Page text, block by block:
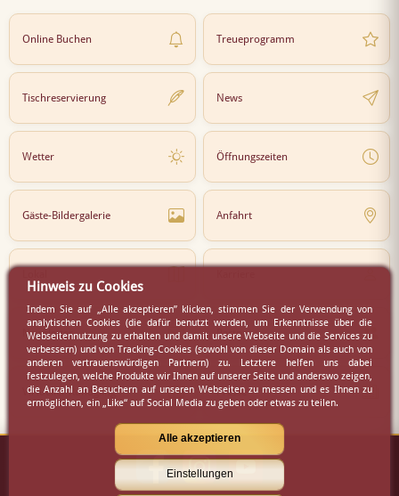
Online Buchen Treueprogramm
Tischreservierung News
Wetter Öffnungszeiten
Gäste-Bildergalerie Anfahrt
Newsletter Partner
Virtueller Rundgang Presse
Hinweis zu Cookies
Indem Sie auf „Alle akzeptieren” klicken, stimmen Sie der Verwendung von
analytischen Cookies (die dafür benutzt werden, um Erkenntnisse über die
Webseitennutzung zu erhalten und damit unsere Webseite und die Services zu
verbessern) und von Tracking-Cookies (sowohl von dieser Domain als auch von
anderen vertrauenswürdigen Partnern) zu. Letztere helfen uns dabei
festzulegen, welche Produkte wir Ihnen auf unserer Seite und anderswo zeigen,
die Anzahl an Besuchern auf unseren Webseiten zu messen und es Ihnen zu
ermöglichen, ein „Like“ auf Social Media zu geben oder etwas zu teilen.
Alle akzeptieren
Einstellungen